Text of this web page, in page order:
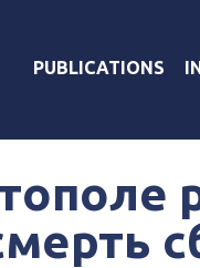
PUBLICATIONS